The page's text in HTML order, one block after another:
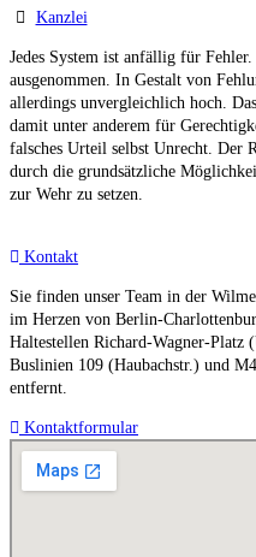
Kanzlei
Jedes System ist anfällig für
ausgenommen. In Gestalt von
allerdings unvergleichlich hoch.
damit unter anderem für
falsches Urteil selbst Unrecht. Der
durch die grundsätzliche
zur Wehr zu setzen.
Kontakt
Sie finden unser Team in der
im Herzen von Berlin-
Haltestellen Richard-Wagner-Platz
Buslinien 109 (Haubachstr.) und
entfernt.
Kontaktformular